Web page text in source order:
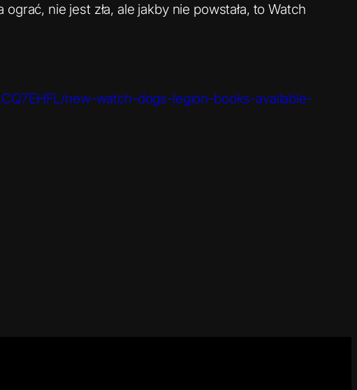
nie jest zła, ale jakby nie powstała, to Watch
new-watch-dogs-legion-books-available-